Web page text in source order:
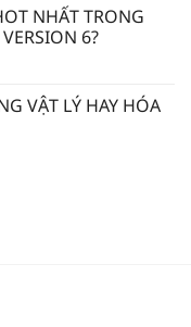
NHẤT TRONG
6?
VẬT LÝ HAY HÓA